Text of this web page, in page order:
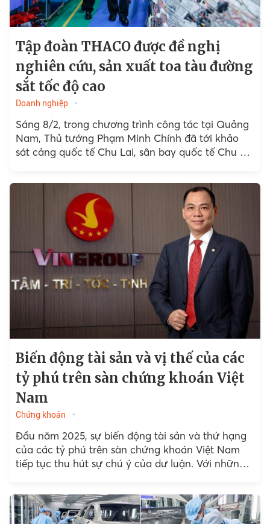
Tập đoàn THACO được đề nghị
nghiên cứu, sản xuất toa tàu đường
sắt tốc độ cao
Doanh nghiệp
Sáng 8/2, trong chương trình công tác tại Quảng
Nam, Thủ tướng Phạm Minh Chính đã tới khảo
sát cảng quốc tế Chu Lai, sân bay quốc tế Chu Lai
Biến động tài sản và vị thế của các
tỷ phú trên sàn chứng khoán Việt
Nam
Chứng khoán
Đầu năm 2025, sự biến động tài sản và thứ hạng
của các tỷ phú trên sàn chứng khoán Việt Nam
tiếp tục thu hút sự chú ý của dư luận. Với những